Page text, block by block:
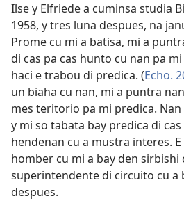
Ilse y Elfriede a cuminsa studia
1958, y tres luna despues, na
Prome cu mi a batisa, mi a
di cas pa cas hunto cu nan pa
haci e trabou di predica. (Echo.
un biaha cu nan, mi a puntra
mes teritorio pa mi predica.
y mi so tabata bay predica di
hendenan cu a mustra interes.
homber cu mi a bay den sirbishi
superintendente di circuito cu a
despues.